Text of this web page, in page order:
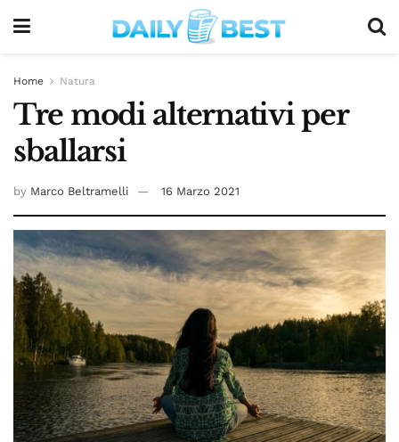
Home Natura
Tre modi alternativi per
sballarsi
by Marco Beltramelli 16 Marzo 2021